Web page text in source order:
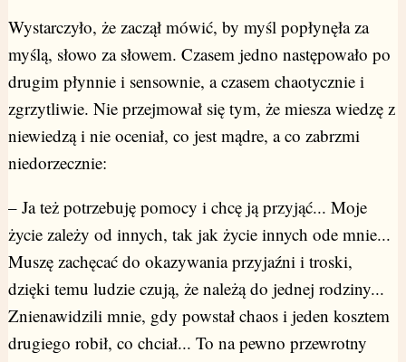
Wystarczyło, że zaczął mówić, by myśl popłynęła za
myślą, słowo za słowem. Czasem jedno następowało po
drugim płynnie i sensownie, a czasem chaotycznie i
zgrzytliwie. Nie przejmował się tym, że miesza wiedzę z
niewiedzą i nie oceniał, co jest mądre, a co zabrzmi
niedorzecznie:
– Ja też potrzebuję pomocy i chcę ją przyjąć... Moje
życie zależy od innych, tak jak życie innych ode mnie...
Muszę zachęcać do okazywania przyjaźni i troski,
dzięki temu ludzie czują, że należą do jednej rodziny...
Znienawidzili mnie, gdy powstał chaos i jeden kosztem
drugiego robił, co chciał... To na pewno przewrotny